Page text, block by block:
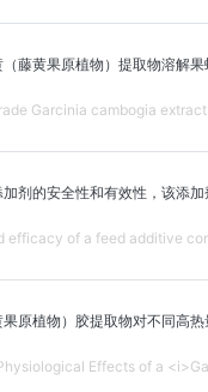
藤黄果原植物）提取物溶解果
Garcinia cambogia
剂的安全性和有效性，该添
efficacy of a feed additive
原植物）胶提取物对不同高
Effects of a